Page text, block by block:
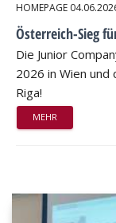
HOMEPAGE
Österreich-Sieg
Die Junior
2026 in Wien
Riga!
MEHR